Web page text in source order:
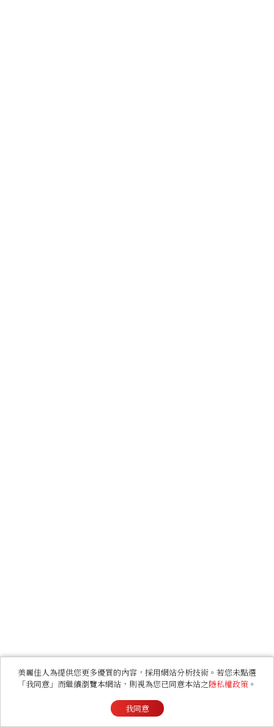
美麗佳人為提供您更多優質的內容，採用網站分析技術。若您未點選
「我同意」而繼續瀏覽本網站，則視為您已同意本站之隱私權政策 。
我同意